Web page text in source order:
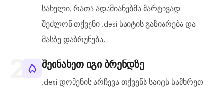
სახელი, რათა ადამიანებმა მარტივად
შეძლონ თქვენი .desi საიტის გაზიარება და
მასზე დაბრუნება.
შეინახეთ იგი ბრენდზე
.desi დომენის არჩევა თქვენს საიტს სამხრეთ